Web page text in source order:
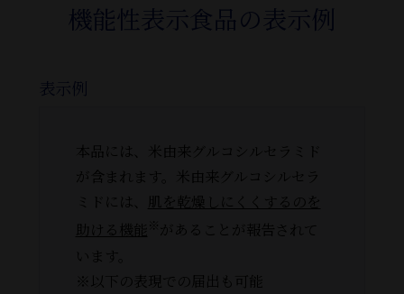
機能性表示食品の表示例
表示例
本品には、米由来グルコシルセラミド
が含まれます。米由来グルコシルセラ
ミドには、
肌を乾燥しにくくするのを
助ける機能 ※があることが報告されて
います。
※以下の表現での届出も可能